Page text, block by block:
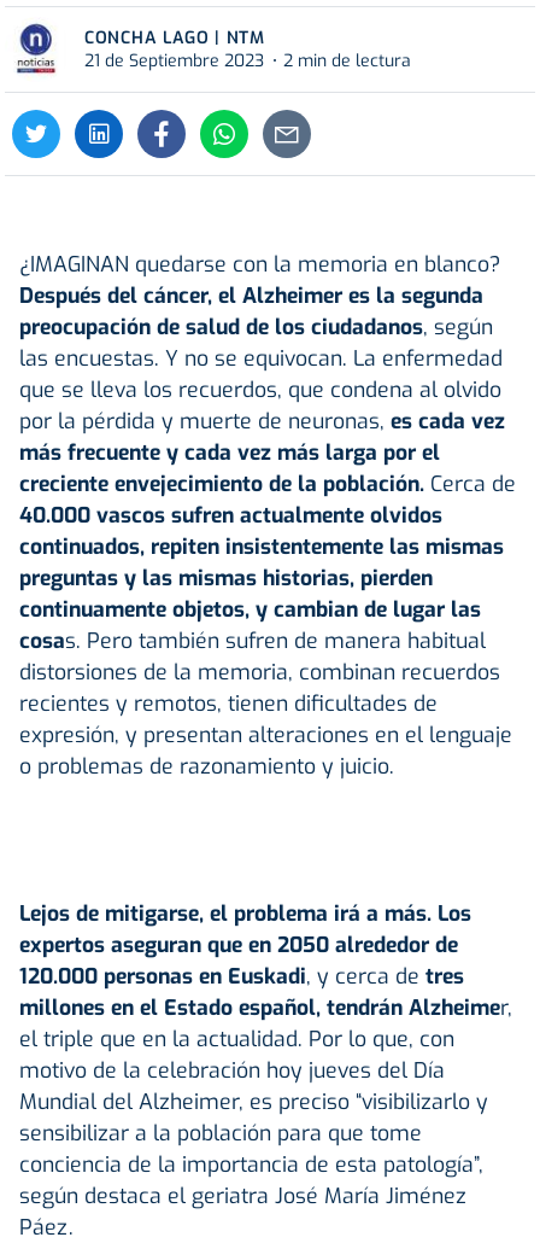
CONCHA LAGO | NTM
21 de Septiembre 2023
2 min de lectura
¿IMAGINAN quedarse con la memoria en blanco?
Después del cáncer, el Alzheimer es la segunda
preocupación de salud de los ciudadanos, según
las encuestas. Y no se equivocan. La enfermedad
que se lleva los recuerdos, que condena al olvido
por la pérdida y muerte de neuronas, es cada vez
más frecuente y cada vez más larga por el
creciente envejecimiento de la población. Cerca de
40.000 vascos sufren actualmente olvidos
continuados, repiten insistentemente las mismas
preguntas y las mismas historias, pierden
continuamente objetos, y cambian de lugar las
cosas. Pero también sufren de manera habitual
distorsiones de la memoria, combinan recuerdos
recientes y remotos, tienen dificultades de
expresión, y presentan alteraciones en el lenguaje
o problemas de razonamiento y juicio.
Lejos de mitigarse, el problema irá a más. Los
expertos aseguran que en 2050 alrededor de
120.000 personas en Euskadi, y cerca de tres
millones en el Estado español, tendrán Alzheimer,
el triple que en la actualidad. Por lo que, con
motivo de la celebración hoy jueves del Día
Mundial del Alzheimer, es preciso “visibilizarlo y
sensibilizar a la población para que tome
conciencia de la importancia de esta patología”,
según destaca el geriatra José María Jiménez
Páez .